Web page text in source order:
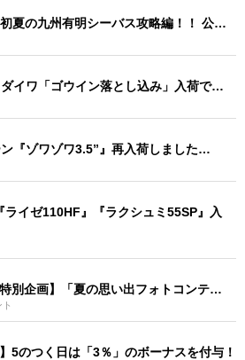
初夏の九州有明シーバス攻略編！！ 公…
イワ「ゴウイン落とし込み」入荷で…
『ゾワゾワ3.5”』再入荷しました…
イゼ110HF』『ラクシュミ55SP』入
別企画】「夏の思い出フォトコンテ…
5のつく日は「3％」のボーナスを付与！